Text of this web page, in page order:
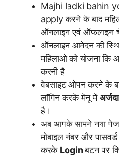
Majhi ladki bahin
apply करने के बाद
ऑनलाइन एवं ऑफलाइन
ऑनलाइन आवेदन की
महिलाओ को योजना कि
करनी है।
वेबसाइट ओपन करने के
लॉगिन करके मेनू में
है।
अब आपके सामने नया
मोबाइल नंबर और
करके Loginबटन पर